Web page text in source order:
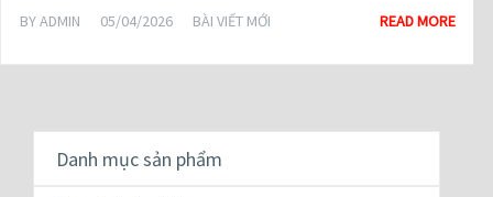
BYADMIN 05/04/2026 BÀI VIẾT MỚI READ MORE
Danh mục sản phẩm